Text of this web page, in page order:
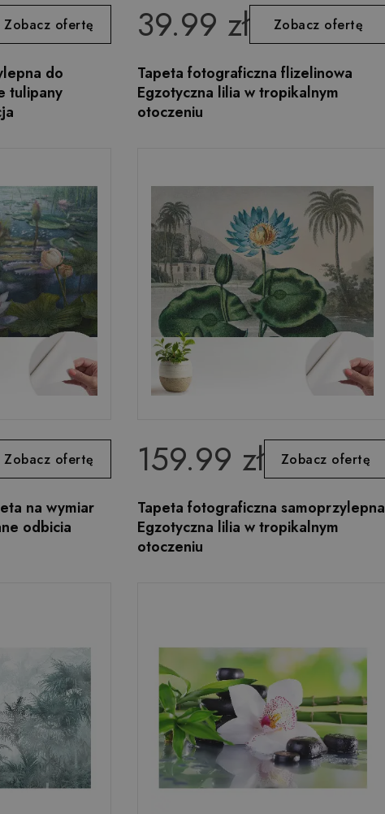
Zobacz ofertę
do
tulipany
39.99 zł Zobacz ofertę
Tapeta fotograficzna flizelinowa
Egzotyczna lilia w tropikalnym
otoczeniu
Zobacz ofertę
na wymiar
odbicia
159.99 zł Zobacz ofertę
Tapeta fotograficzna samoprzylepna
Egzotyczna lilia w tropikalnym
otoczeniu